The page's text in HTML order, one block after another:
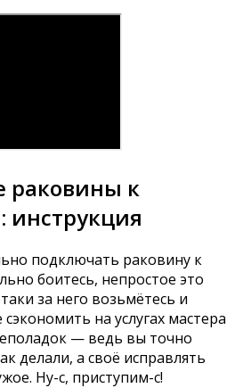
раковины к
инструкция
подключать раковину к
боитесь, непростое это
за него возьмётесь и
на услугах мастера
— ведь вы точно
делали, а своё исправлять
Ну-с, приступим-с!